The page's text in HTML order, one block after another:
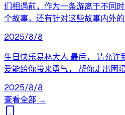
们相遇前，作为一条游离于不同
个故事，还有针对这些故事内外
2025/8/8
生日快乐易林大人 最后， 请允
爱能给你带来勇气， 帮你走出困
2025/8/8
查看全部 →